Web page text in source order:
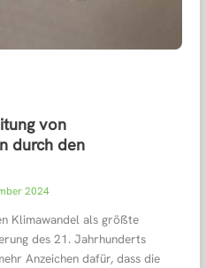
von
durch den
2024
Klimawandel als größte
des 21. Jahrhunderts
Anzeichen dafür, dass die